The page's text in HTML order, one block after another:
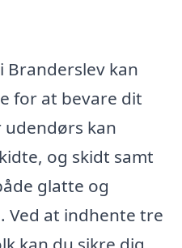
Branderslev kan
for at bevare dit
udendørs kan
og skidt samt
glatte og
Ved at indhente tre